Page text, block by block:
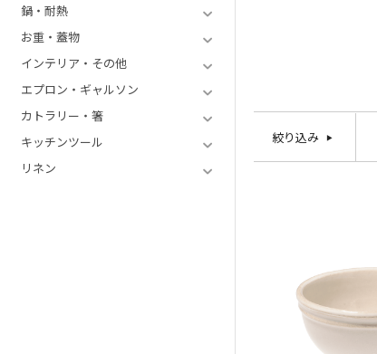
鍋・耐熱
お重・蓋物
インテリア・その他
エプロン・ギャルソン
カトラリー・箸
キッチンツール
リネン
絞り込み